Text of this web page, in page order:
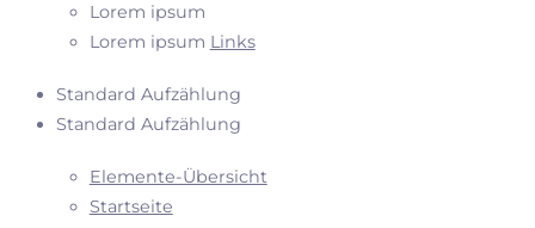
Lorem ipsum
Lorem ipsum Links
Standard Aufzählung
Standard Aufzählung
Elemente-Übersicht
Startseite